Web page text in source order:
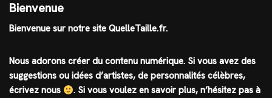
Bienvenue
Bienvenue sur notre site QuelleTaille.fr.
Nous adorons créer du contenu numérique. Si vous avez des
suggestions ou idées d’artistes, de personnalités célèbres,
écrivez nous
. Si vous voulez en savoir plus, n’hésitez pas à